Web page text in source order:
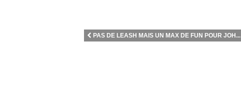
PAS DE LEASH MAIS UN MAX DE FUN POUR JOH...